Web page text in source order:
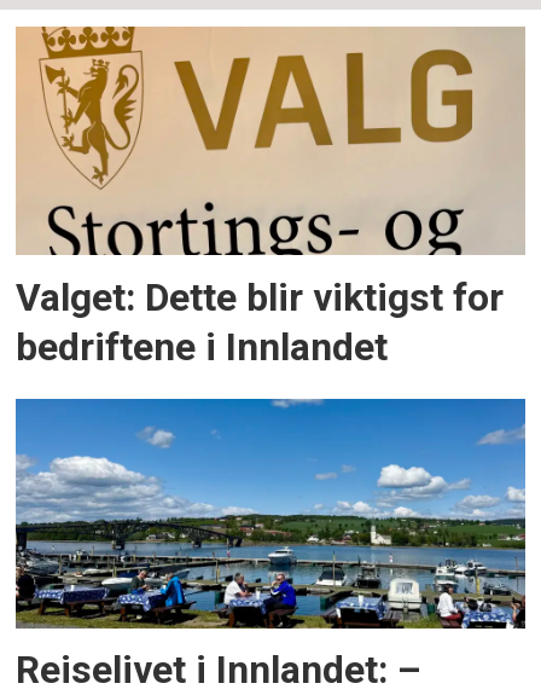
Valget: Dette blir viktigst for
bedriftene i Innlandet
Reiselivet i Innlandet: –